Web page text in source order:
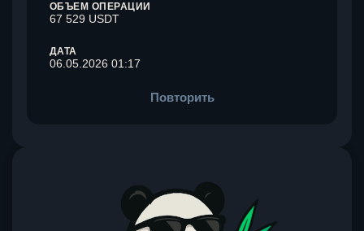
ОБЪЕМ ОПЕРАЦИИ
67 529 USDT
ДАТА
06.05.2026 01:17
Повторить